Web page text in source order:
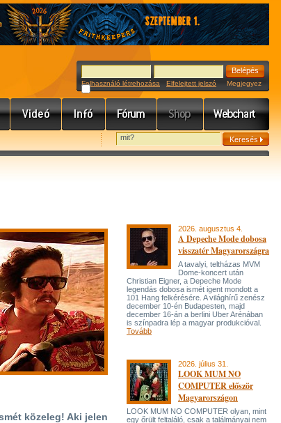
Felhasználó létrehozása Elfelejtett jelszó Megjegyez
közeleg! Aki jelen
2026. augusztus 4.
A Depeche Mode dobosa
visszatér Magyarországra
A tavalyi, teltházas MVM
Dome-koncert után
Christian Eigner, a Depeche Mode
legendás dobosa ismét igent mondott a
101 Hang felkérésére. A világhírű zenész
december 10-én Budapesten, majd
december 16-án a berlini Uber Arénában
is színpadra lép a magyar produkcióval.
Tovább
2026. július 31.
LOOK MUM NO
COMPUTER először
Magyarországon
LOOK MUM NO COMPUTER olyan, mint
egy őrült feltaláló, csak a találmányai nem